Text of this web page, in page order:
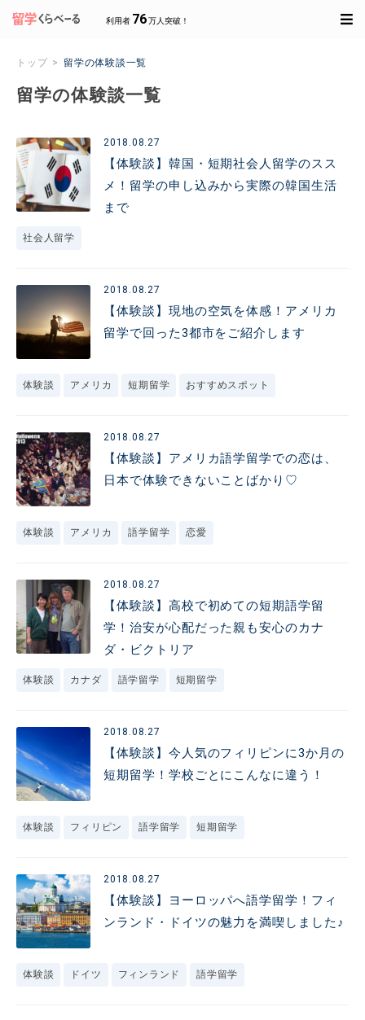
利用者 76万人突破！
トップ 留学の体験談一覧
留学の体験談一覧
2018.08.27
【体験談】韓国・短期社会人留学のスス
メ！留学の申し込みから実際の韓国生活
まで
社会人留学
2018.08.27
【体験談】現地の空気を体感！アメリカ
留学で回った3都市をご紹介します
体験談 アメリカ 短期留学 おすすめスポット
2018.08.27
【体験談】アメリカ語学留学での恋は、
日本で体験できないことばかり♡
体験談 アメリカ 語学留学 恋愛
2018.08.27
【体験談】高校で初めての短期語学留
学！治安が心配だった親も安心のカナ
ダ・ビクトリア
体験談 カナダ 語学留学 短期留学
2018.08.27
【体験談】今人気のフィリピンに3か月の
短期留学！学校ごとにこんなに違う！
体験談 フィリピン 語学留学 短期留学
2018.08.27
【体験談】ヨーロッパへ語学留学！フィ
ンランド・ドイツの魅力を満喫しました♪
体験談 ドイツ フィンランド 語学留学